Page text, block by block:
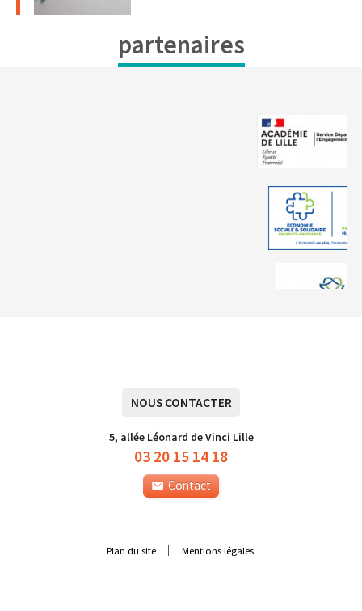
partenaires
NOUS CONTACTER
5, allée Léonard de Vinci Lille
03 20 15 14 18
Contact
Plan du site Mentions légales